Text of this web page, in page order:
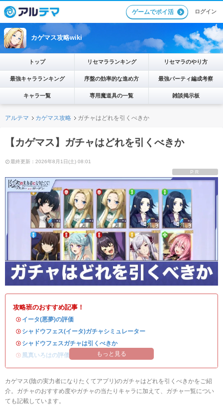
ゲームでポイ活 ログイン
カゲマス攻略wiki
トップ リセマラランキング リセマラのやり方
最強キャラランキング 序盤の効率的な進め方 最強パーティ編成考察
キャラ一覧 専用魔道具の一覧 雑談掲示板
アルテマ カゲマス攻略 ガチャはどれを引くべきか
【カゲマス】ガチャはどれを引くべきか
最終更新：2026年8月1日(土) 08:01
PR
攻略班のおすすめ記事！
・ イータ(悪夢)の評価
・ シャドウフェス(イータ)ガチャシミュレーター
・ シャドウフェスガチャは引くべきか
・ 風真いろはの評価 もっと見る
カゲマス(陰の実力者になりたくてアプリ)のガチャはどれを引くべきかをご紹
介。ガチャのおすすめ度やガチャの当たりキャラに加えて、ガチャ一覧につい
ても記載しています。